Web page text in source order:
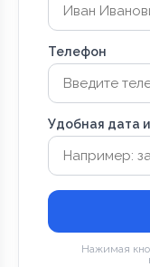
Телефон
Удобная дата
Нажимая